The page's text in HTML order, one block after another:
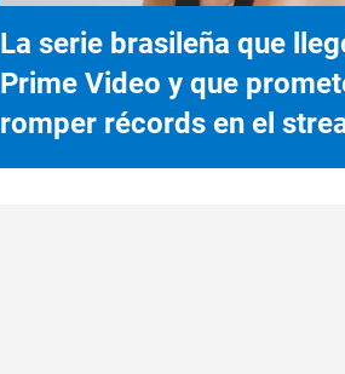
La serie brasileña que
Prime Video y que
romper récords en el